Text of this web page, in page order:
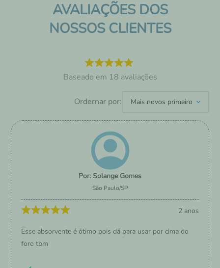
AVALIAÇÕES DOS
NOSSOS CLIENTES
18 avaliações
Ordernar por: Mais novos primeiro
Solange Gomes
São Paulo/SP
2 anos
Esse absorvente é ótimo pois dá para usar por cima do
foro tbm